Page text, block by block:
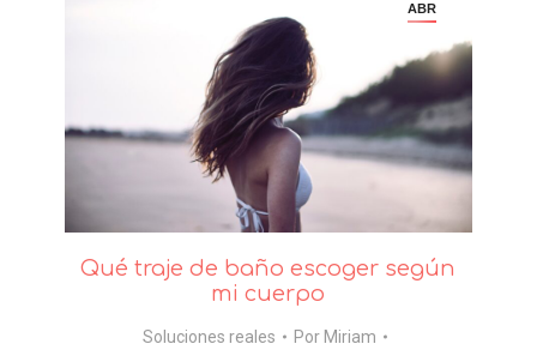
ABR
Qué traje de baño escoger según
mi cuerpo
Soluciones reales Por Miriam